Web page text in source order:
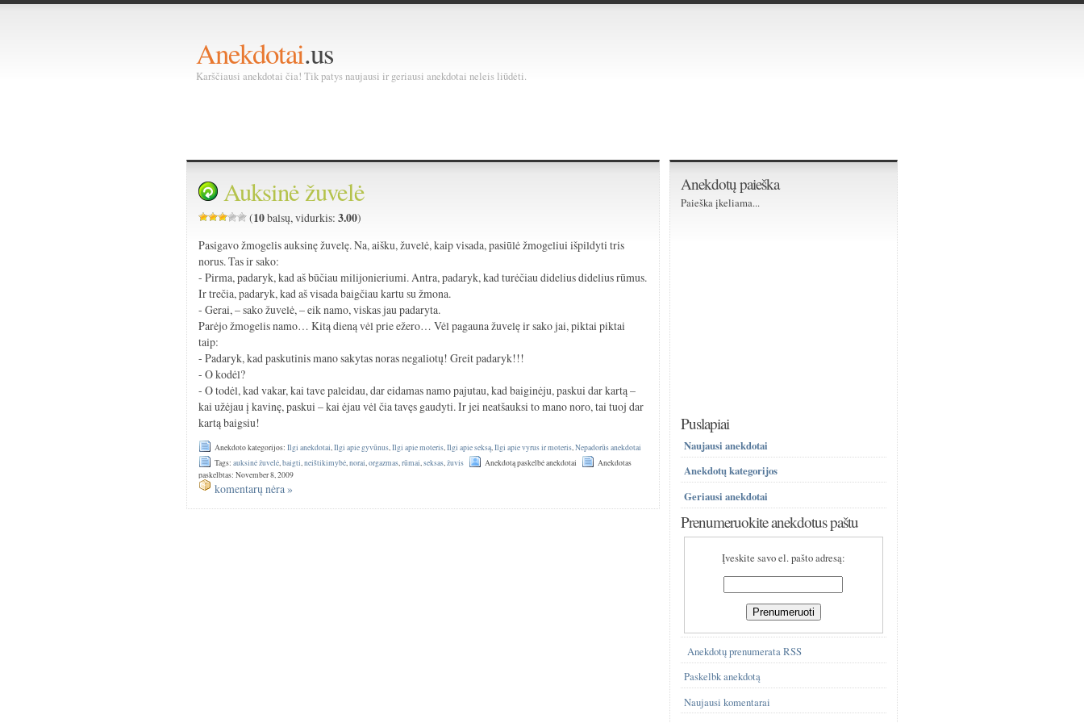
Anekdotai.us
Karščiausi anekdotai čia! Tik patys naujausi ir geriausi anekdotai neleis liūdėti.
Auksinė žuvelė
(10balsų, vidurkis:3.00)
Pasigavo žmogelis auksinę žuvelę. Na, aišku, žuvelė, kaip visada, pasiūlė žmogeliui išpildyti tris
norus. Tas ir sako:
- Pirma, padaryk, kad aš būčiau milijonieriumi. Antra, padaryk, kad turėčiau didelius didelius rūmus.
Ir trečia, padaryk, kad aš visada baigčiau kartu su žmona.
- Gerai, – sako žuvelė, – eik namo, viskas jau padaryta.
Parėjo žmogelis namo… Kitą dieną vėl prie ežero… Vėl pagauna žuvelę ir sako jai, piktai piktai
taip:
- Padaryk, kad paskutinis mano sakytas noras negaliotų! Greit padaryk!!!
- O kodėl?
- O todėl, kad vakar, kai tave paleidau, dar eidamas namo pajutau, kad baiginėju, paskui dar kartą –
kai užėjau į kavinę, paskui – kai ėjau vėl čia tavęs gaudyti. Ir jei neatšauksi to mano noro, tai tuoj dar
kartą baigsiu!
Anekdoto kategorijos:Ilgi anekdotai,Ilgi apie gyvūnus,Ilgi apie moteris,Ilgi apie seksą,Ilgi apie vyrus ir moteris,Nepadorūs anekdotai
Tags:auksinė žuvelė,baigti,neištikimybė,norai,orgazmas,rūmai,seksas,žuvis Anekdotą paskelbė anekdotai
Anekdotas
paskelbtas: November 8, 2009
komentarų nėra »
Anekdotų paieška
Paieška įkeliama...
Puslapiai
Naujausi anekdotai
Anekdotų kategorijos
Geriausi anekdotai
Prenumeruokite anekdotus paštu
Įveskite savo el. pašto adresą:
Anekdotų prenumerata RSS
Paskelbk anekdotą
Naujausi komentarai